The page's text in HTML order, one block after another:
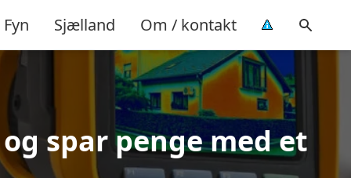
Fyn Sjælland Om / kontakt
spar penge med et